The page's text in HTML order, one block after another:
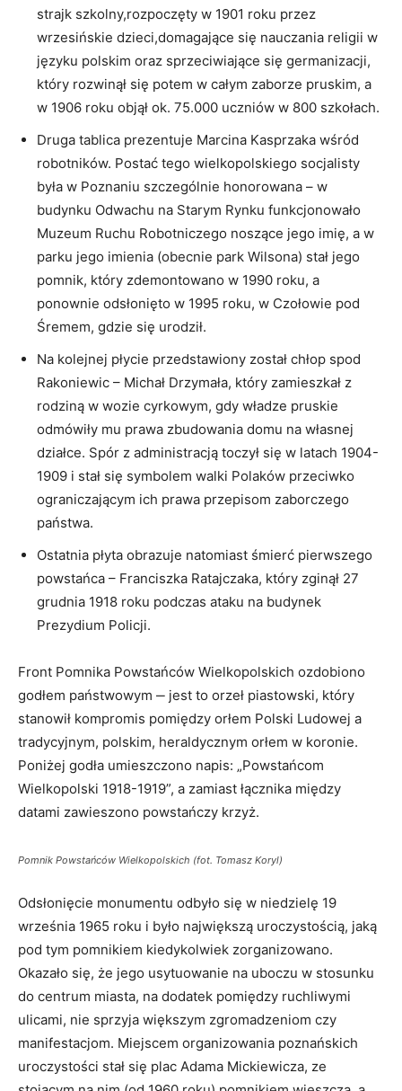
strajk szkolny,rozpoczęty w 1901 roku przez
wrzesińskie dzieci,domagające się nauczania religii w
języku polskim oraz sprzeciwiające się germanizacji,
który rozwinął się potem w całym zaborze pruskim, a
w 1906 roku objął ok. 75.000 uczniów w 800 szkołach.
Druga tablica prezentuje Marcina Kasprzaka wśród
robotników. Postać tego wielkopolskiego socjalisty
była w Poznaniu szczególnie honorowana – w
budynku Odwachu na Starym Rynku funkcjonowało
Muzeum Ruchu Robotniczego noszące jego imię, a w
parku jego imienia (obecnie park Wilsona) stał jego
pomnik, który zdemontowano w 1990 roku, a
ponownie odsłonięto w 1995 roku, w Czołowie pod
Śremem, gdzie się urodził.
Na kolejnej płycie przedstawiony został chłop spod
Rakoniewic – Michał Drzymała, który zamieszkał z
rodziną w wozie cyrkowym, gdy władze pruskie
odmówiły mu prawa zbudowania domu na własnej
działce. Spór z administracją toczył się w latach 1904-
1909 i stał się symbolem walki Polaków przeciwko
ograniczającym ich prawa przepisom zaborczego
państwa.
Ostatnia płyta obrazuje natomiast śmierć pierwszego
powstańca – Franciszka Ratajczaka, który zginął 27
grudnia 1918 roku podczas ataku na budynek
Prezydium Policji.
Front Pomnika Powstańców Wielkopolskich ozdobiono
godłem państwowym ‒ jest to orzeł piastowski, który
stanowił kompromis pomiędzy orłem Polski Ludowej a
tradycyjnym, polskim, heraldycznym orłem w koronie.
Poniżej godła umieszczono napis: „Powstańcom
Wielkopolski 1918-1919”, a zamiast łącznika między
datami zawieszono powstańczy krzyż.
Pomnik Powstańców Wielkopolskich (fot. Tomasz Koryl)
Odsłonięcie monumentu odbyło się w niedzielę 19
września 1965 roku i było największą uroczystością, jaką
pod tym pomnikiem kiedykolwiek zorganizowano.
Okazało się, że jego usytuowanie na uboczu w stosunku
do centrum miasta, na dodatek pomiędzy ruchliwymi
ulicami, nie sprzyja większym zgromadzeniom czy
manifestacjom. Miejscem organizowania poznańskich
uroczystości stał się plac Adama Mickiewicza, ze